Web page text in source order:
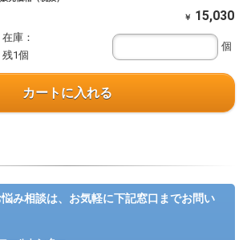
￥ 15,030
在庫：
残1個
個
カートに入れる
み相談は、お気軽に下記窓口までお問い